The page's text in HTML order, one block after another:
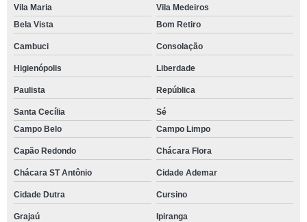
Vila Maria
Vila Medeiros
Bela Vista
Bom Retiro
Cambuci Consolação
Higienópolis Liberdade
Paulista República
Santa Cecília
Sé
Campo Belo
Campo Limpo
Capão Redondo Chácara Flora
Chácara ST Antônio Cidade Ademar
Cidade Dutra Cursino
Grajaú Ipiranga